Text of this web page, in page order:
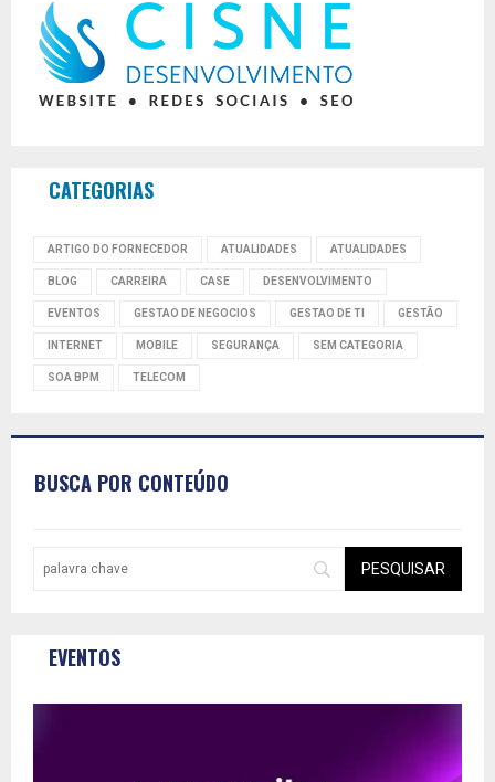
CATEGORIAS
ARTIGO DO FORNECEDOR ATUALIDADES ATUALIDADES
BLOG CARREIRA CASE DESENVOLVIMENTO
EVENTOS GESTAO DE NEGOCIOS GESTAO DE TI GESTÃO
INTERNET MOBILE SEGURANÇA SEM CATEGORIA
SOA BPM TELECOM
BUSCA POR CONTEÚDO
EVENTOS